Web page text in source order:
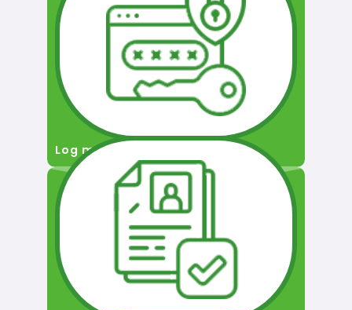
Log masuk